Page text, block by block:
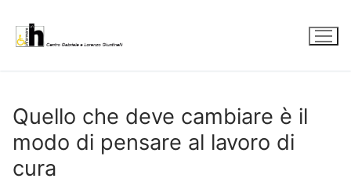
contenuto
Quello che deve cambiare è il
modo di pensare al lavoro di
cura